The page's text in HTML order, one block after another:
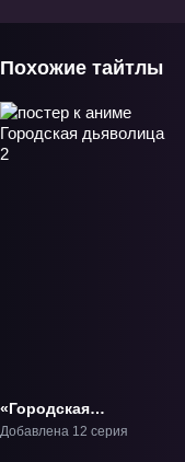
Похожие тайтлы
«Городская
дьяволица 2» ТВ-2
Добавлена 12 серия